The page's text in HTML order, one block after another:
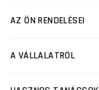
AZ ÖN RENDELÉSEI
A VÁLLALATRÓL